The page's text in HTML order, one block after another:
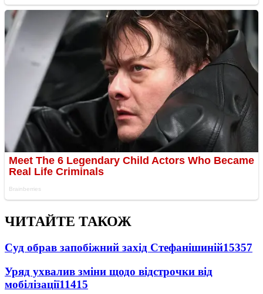
ЧИТАЙТЕ ТАКОЖ
Суд обрав запобіжний захід Стефанішиній15357
Уряд ухвалив зміни щодо відстрочки від
мобілізації11415